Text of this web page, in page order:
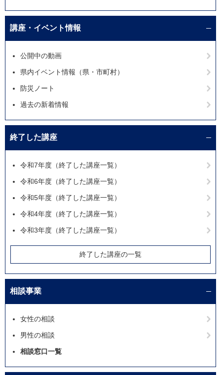
講座・イベント情報
公開中の動画
県内イベント情報（県・市町村）
防災ノート
過去の新着情報
終了した講座
令和7年度（終了した講座一覧）
令和6年度（終了した講座一覧）
令和5年度（終了した講座一覧）
令和4年度（終了した講座一覧）
令和3年度（終了した講座一覧）
終了した講座の一覧
相談事業
女性の相談
男性の相談
相談窓口一覧